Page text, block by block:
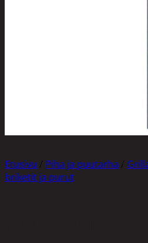
Etusivu / Piha ja puutarha /
briketit ja purut